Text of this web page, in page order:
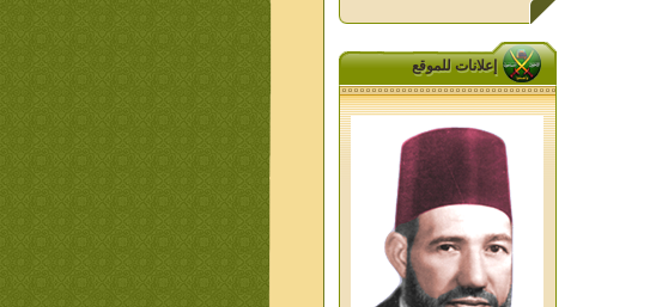
الاقصى فى قلوبنا
خواطر الحج
الاخوان فى حرب فلسطين
حكايات من التراث الجزء الاول
من اعلام الاخوان المسلمين
المعاصرين الجزء الثانى
ديوان شعر الاخوان فى القلب
تاليف الشيخ على متولى
تفاصيل جنازة الشهيد احمد
النيسى وعمر شاهين 1952
جمعه امين ومواقف ساعدت
إعلانات للموقع